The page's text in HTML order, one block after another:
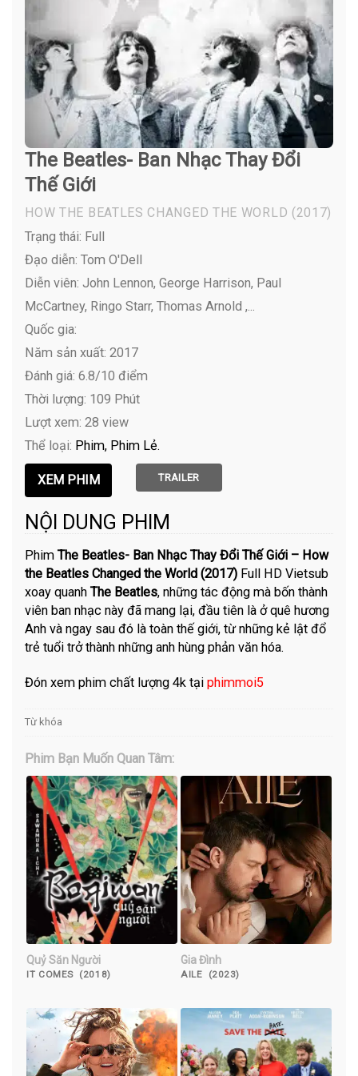
The Beatles- Ban Nhạc Thay Đổi
Thế Giới
HOW THE BEATLES CHANGED THE WORLD (2017)
Trạng thái: Full
Đạo diễn: Tom O'Dell
Diễn viên: John Lennon, George Harrison, Paul
McCartney, Ringo Starr, Thomas Arnold ,...
Quốc gia:
Năm sản xuất: 2017
Đánh giá: 6.8/10 điểm
Thời lượng: 109 Phút
Lượt xem: 28 view
Thể loại: Phim Phim Lẻ
TRAILER
NỘI DUNG PHIM
PhimThe Beatles- Ban Nhạc Thay Đổi Thế Giới – How
the Beatles Changed the World (2017) Full HD Vietsub
xoay quanhThe Beatles, những tác động mà bốn thành
viên ban nhạc này đã mang lại, đầu tiên là ở quê hương
Anh và ngay sau đó là toàn thế giới, từ những kẻ lật đổ
trẻ tuổi trở thành những anh hùng phản văn hóa.
Đón xem phim chất lượng 4k tạiphimmoi5
Từ khóa
Phim Bạn Muốn Quan Tâm:
Quỷ Săn Người
IT COMES (2018)
Gia Đình
AILE (2023)